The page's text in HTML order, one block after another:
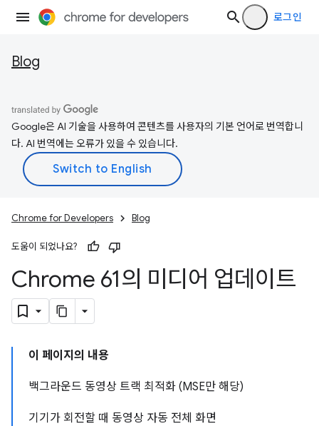
로그인
Blog
Google은 AI 기술을 사용하여 콘텐츠를 사용자의 기본 언어로 번역합니
다. AI 번역에는 오류가 있을 수 있습니다.
Chrome for Developers Blog
도움이 되었나요?
Chrome 61의 미디어 업데이트
이 페이지의 내용
백그라운드 동영상 트랙 최적화 (MSE만 해당)
기기가 회전할 때 동영상 자동 전체 화면